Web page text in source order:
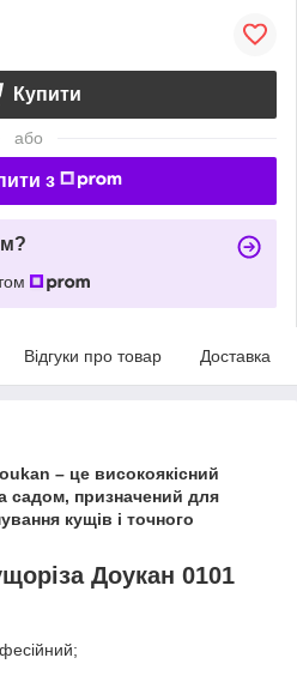
Купити
або
з
Відгуки про товар Доставка
– це високоякісний
садом, призначений для
кущів і точного
Доукан 0101